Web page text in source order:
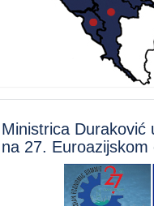
Ministrica Duraković
na 27.